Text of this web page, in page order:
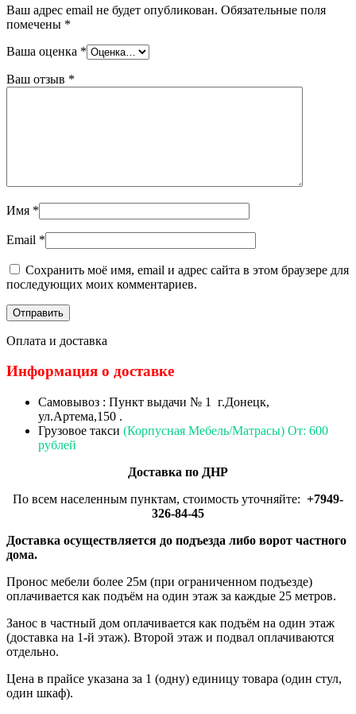
Ваш адрес email не будет опубликован. Обязательные поля
помечены *
Ваша оценка *
Ваш отзыв *
Имя *
Email *
Сохранить моё имя, email и адрес сайта в этом браузере для
последующих моих комментариев.
Оплата и доставка
Информация о доставке
Самовывоз : Пункт выдачи № 1 г.Донецк,
ул.Артема,150 .
Грузовое такси (Корпусная Мебель/Матрасы) От: 600
рублей
Доставка по ДНР
По всем населенным пунктам, стоимость уточняйте: +7949-
326-84-45
Доставка осуществляется до подъезда либо ворот частного
дома.
Пронос мебели более 25м (при ограниченном подъезде)
оплачивается как подъём на один этаж за каждые 25 метров.
Занос в частный дом оплачивается как подъём на один этаж
(доставка на 1-й этаж). Второй этаж и подвал оплачиваются
отдельно.
Цена в прайсе указана за 1 (одну) единицу товара (один стул,
один шкаф).